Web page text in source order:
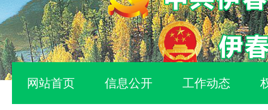
网站首页 信息公开 工作动态